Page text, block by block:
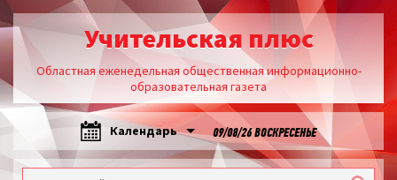
Учительская плюс
Областная еженедельная общественная информационно-
образовательная газета
Календарь 09/08/26 ВОСКРЕСЕНЬЕ